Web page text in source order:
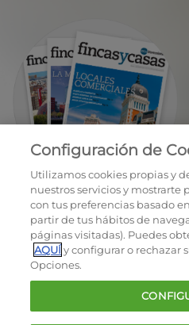
EN REGALO LA REVISTA
OCU ©
Configuración de
Utilizamos cookies propias y
nuestros servicios y
con tus preferencias basado
partir de tus hábitos de
páginas visitadas). Puedes
AQUÍy configurar o rechazar
Opciones.